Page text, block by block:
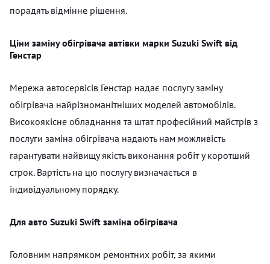
порадять відмінне рішення.
Ціни заміну обігрівача автівки марки Suzuki Swift від
Генстар
Мережа автосервісів Генстар надає послугу заміну
обігрівача найрізноманітніших моделей автомобілів.
Високоякісне обладнання та штат професійний майстрів з
послуги заміна обігрівача надають нам можливість
гарантувати найвищу якість виконання робіт у коротший
строк. Вартість на цю послугу визначається в
індивідуальному порядку.
Для авто Suzuki Swift заміна обігрівача
Головним напрямком ремонтних робіт, за якими